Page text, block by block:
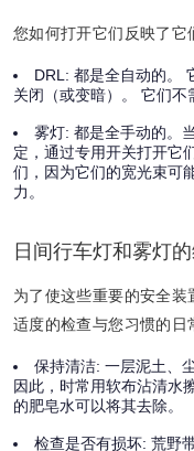
您如何打开它们反映了它
DRL: 都是全自动的。
关闭（或变暗）。 它们不
雾灯: 都是全手动的。
定，通过专用开关打开它
们，因为它们的宽光束可
力。
日间行车灯和雾灯
为了使这些重要的安全
适度的检查与您习惯的日
保持清洁: 一层泥土、
因此，时常用软布沾清水
的肥皂水可以将其去除。
检查是否有损坏: 荒野